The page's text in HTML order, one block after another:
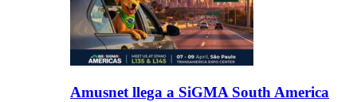
Amusnet llega a SiGMA South America